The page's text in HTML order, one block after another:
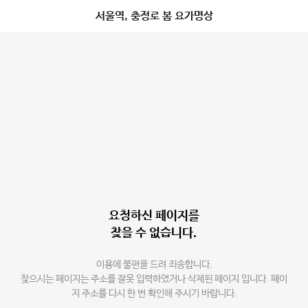
서울역, 충정로 봄 요가명상
요청하신 페이지를
찾을 수 없습니다.
이용에 불편을 드려 죄송합니다.
찾으시는 페이지는 주소를 잘못 입력하였거나 삭제된 페이지 입니다. 페이
지 주소를 다시 한 번 확인해 주시기 바랍니다.